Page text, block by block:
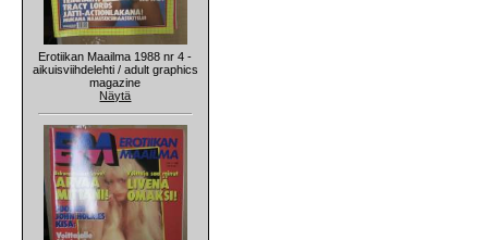
Erotiikan Maailma 1988 nr 4 -
aikuisviihdelehti / adult graphics
magazine
Näytä